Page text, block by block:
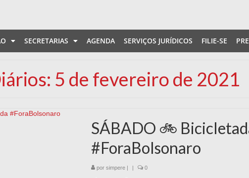
SECRETARIAS AGENDA SERVIÇOS JURÍDICOS FILIE-SE
5 de fevereiro de 2021
SÁBADO 🚲
#ForaBolsonaro
por simpere| | 0